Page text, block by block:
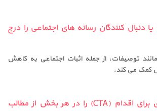
دنبال کنندگان رسانه های اجتماعی را درج
توصیفات، از جمله اثبات اجتماعی به کاهش
کمک می کند.
تماس های جدی برای اقدام (CTA) را در هر بخش از مطالب